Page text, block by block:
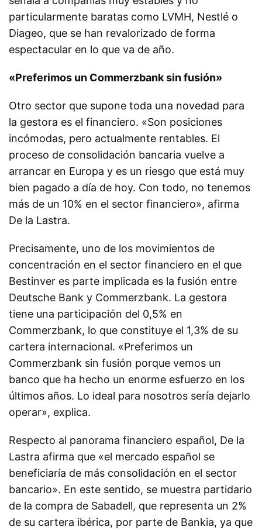
particularmente baratas como LVMH, Nestlé o
Diageo, que se han revalorizado de forma
espectacular en lo que va de año.
«Preferimos un Commerzbank sin fusión»
Otro sector que supone toda una novedad para
la gestora es el financiero. «Son posiciones
incómodas, pero actualmente rentables. El
proceso de consolidación bancaria vuelve a
arrancar en Europa y es un riesgo que está muy
bien pagado a día de hoy. Con todo, no tenemos
más de un 10% en el sector financiero», afirma
De la Lastra.
Precisamente, uno de los movimientos de
concentración en el sector financiero en el que
Bestinver es parte implicada es la fusión entre
Deutsche Bank y Commerzbank. La gestora
tiene una participación del 0,5% en
Commerzbank, lo que constituye el 1,3% de su
cartera internacional. «Preferimos un
Commerzbank sin fusión porque vemos un
banco que ha hecho un enorme esfuerzo en los
últimos años. Lo ideal para nosotros sería dejarlo
operar», explica.
Respecto al panorama financiero español, De la
Lastra afirma que «el mercado español se
beneficiaría de más consolidación en el sector
bancario». En este sentido, se muestra partidario
de la compra de Sabadell, que representa un 2%
de su cartera ibérica, por parte de Bankia, ya que